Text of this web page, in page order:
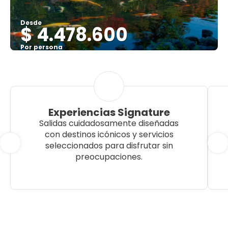
Desde
$ 4.478.600
Por persona
Experiencias Signature
Salidas cuidadosamente diseñadas
con destinos icónicos y servicios
seleccionados para disfrutar sin
preocupaciones.